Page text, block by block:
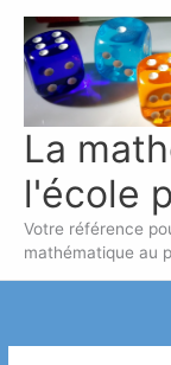
contenu
La
l'école
Votre référence
mathématique au